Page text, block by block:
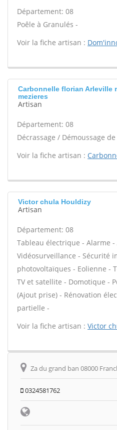
Département: 08
Poêle à Granulés -
Voir la fiche artisan :
Carbonnelle florian Arleville
mezieres
Artisan
Département: 08
Décrassage / Démoussage
Voir la fiche artisan :
Victor chula Houldizy
Artisan
Département: 08
Tableau électrique - Alarme
Vidéosurveillance - Sécurité
photovoltaïques - Eolienne -
TV et satellite - Domotique -
(Ajout prise) - Rénovation
partielle -
Voir la fiche artisan : Victor
Za du grand ban 08000
0324581762